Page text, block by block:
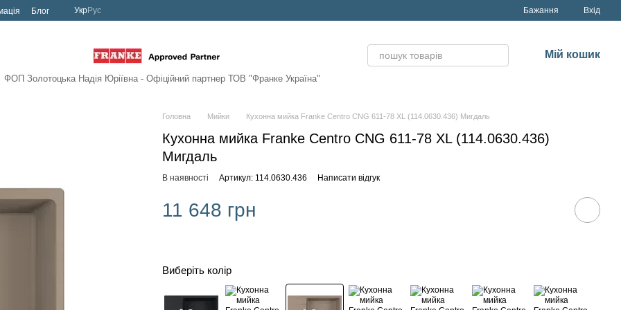
Блог УкрРус Бажання Вхід
ФОП Золотоцька Надія Юріївна - Офіційний партнер ТОВ "Франке Україна"
Мій кошик
Головна Мийки Кухонна мийка Franke Centro CNG 611-78 XL (114.0630.436) Мигдаль
Кухонна мийка Franke Centro CNG 611-78 XL (114.0630.436)
Мигдаль
В наявності Артикул: 114.0630.436 Написати відгук
11 648 грн
Виберіть колір